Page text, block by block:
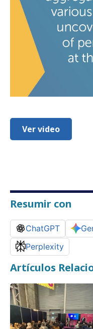
Ver video
Resumir con
ChatGPT
Perplexity
Artículos